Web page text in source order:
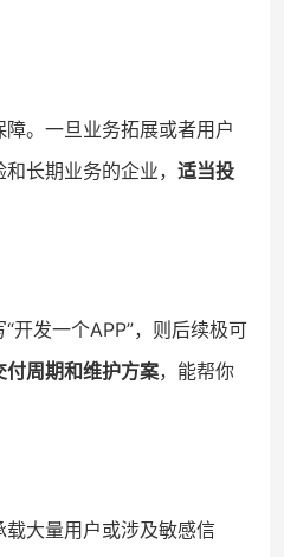
。一旦业务拓展或者用户
长期业务的企业， 适当投
开发一个APP”，则后续极可
周期和维护方案，能帮你
大量用户或涉及敏感信